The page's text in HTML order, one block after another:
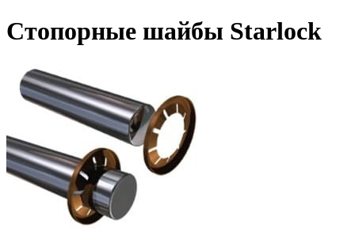
Стопорные шайбы Starlock